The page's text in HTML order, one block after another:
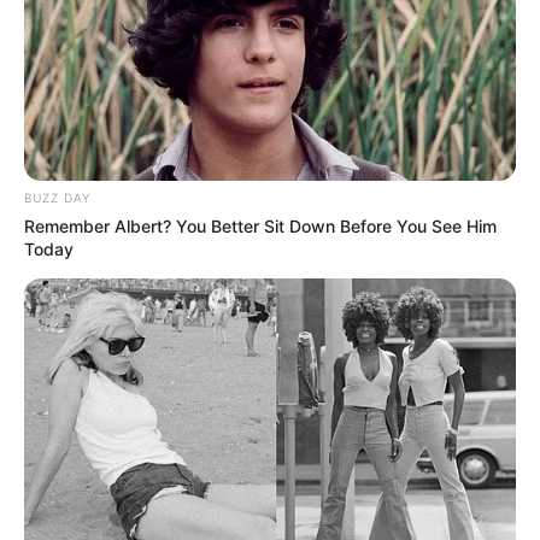
BALLINA
Mavraj: Diçka speciale të jesh
kapiten, kundërshtari është rritur
shumë
October 13, 2018 Sport Ekspres
Mërgim Mavraj do të jetë kapiteni i Shqipërisë në të gjitha
ndeshjet e ardhshme. Qendërmbrojtësi foli përkrah trajnerit
Kristian Panuçi dhe ishte mjaft i lumtur që do të jetë lideri i
fushës, duke e pranuar se diçka ka ndryshuar tashmë që
BUZZ DAY
Remember Albert? You Better Sit Down Before You See Him
Today